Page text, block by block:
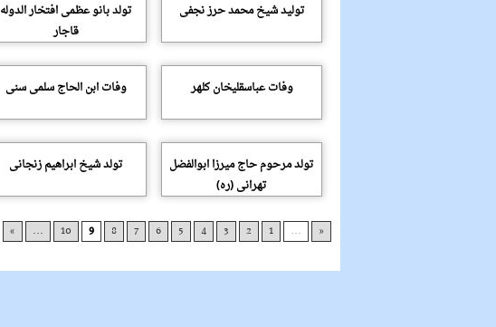
تولید شیخ محمد حرز نجفی
تولد بانو عظمی افتخار الدوله
قاجار
وفات عباسقلیخان کلهر وفات ابن الحاج سلمی سنی
تولد مرحوم حاج میرزا ابوالفضل
تهرانی (ره)
تولد شیخ ابراهیم زنجانی
«
...
1
2
3
4
5
6
7
8
9
10
...
»